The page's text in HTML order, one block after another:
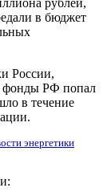
в бюджет
России,
фонды РФ попал
в течение
энергетики